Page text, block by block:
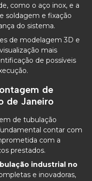
como o aço inox, e a
soldagem e fixação
do sistema.
de modelagem 3D e
mais
de possíveis
de
de Janeiro
de tubulação
contar com
com a
prestados.
industrial no
e inovadoras,